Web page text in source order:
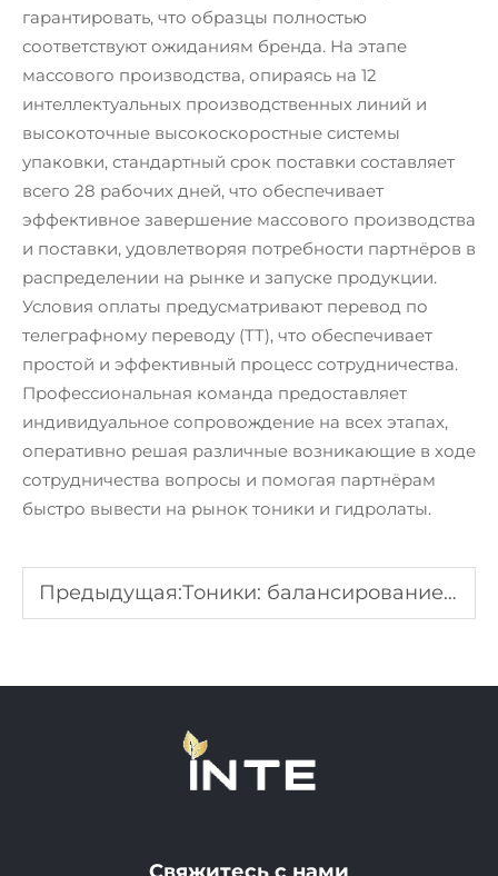
гарантировать, что образцы полностью
соответствуют ожиданиям бренда. На этапе
массового производства, опираясь на 12
интеллектуальных производственных линий и
высокоточные высокоскоростные системы
упаковки, стандартный срок поставки составляет
всего 28 рабочих дней, что обеспечивает
эффективное завершение массового производства
и поставки, удовлетворяя потребности партнёров в
распределении на рынке и запуске продукции.
Условия оплаты предусматривают перевод по
телеграфному переводу (TT), что обеспечивает
простой и эффективный процесс сотрудничества.
Профессиональная команда предоставляет
индивидуальное сопровождение на всех этапах,
оперативно решая различные возникающие в ходе
сотрудничества вопросы и помогая партнёрам
быстро вывести на рынок тоники и гидролаты.
Предыдущая:Тоники: балансирование pH кожи и подготовка к уходу за кожей